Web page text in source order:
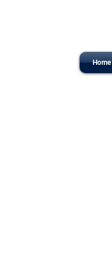
Home